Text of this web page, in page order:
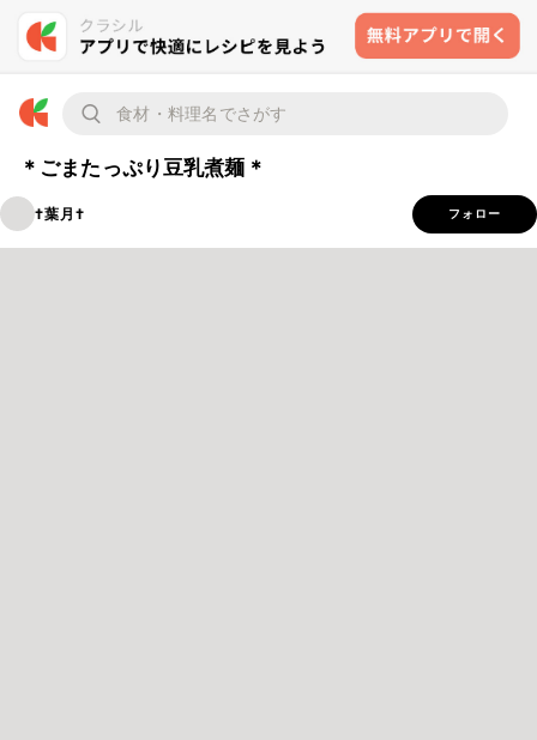
＊ごまたっぷり豆乳煮麺＊
†葉月† フォロー